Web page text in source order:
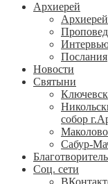
Архиерей
Послания
Новости
Святыни
собор
Маколово
Сабур-
Соц. сети